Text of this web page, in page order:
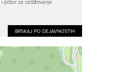
pribor za vzdrževanje
BRSKAJ PO DEJAVNOSTIH